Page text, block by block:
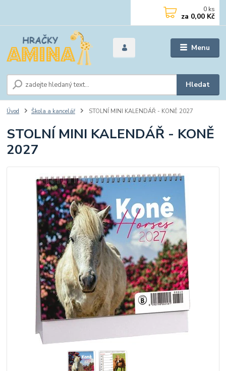
Menu
Hledat
0 ks
za 0,00 Kč
Úvod Škola a kancelář STOLNÍ MINI KALENDÁŘ - KONĚ 2027
STOLNÍ MINI KALENDÁŘ - KONĚ
2027